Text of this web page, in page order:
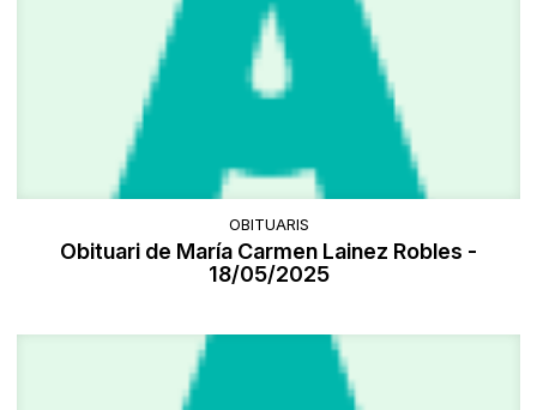
OBITUARIS
Obituari de María Carmen Lainez Robles -
18/05/2025